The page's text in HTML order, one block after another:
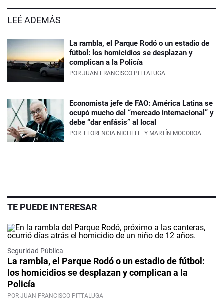
LEÉ ADEMÁS
La rambla, el Parque Rodó o un estadio de
fútbol: los homicidios se desplazan y
complican a la Policía
POR JUAN FRANCISCO PITTALUGA
Economista jefe de FAO: América Latina se
ocupó mucho del “mercado internacional” y
debe “dar enfásis” al local
POR FLORENCIA NICHELE Y MARTÍN MOCOROA
TE PUEDE INTERESAR
Seguridad Pública
La rambla, el Parque Rodó o un estadio de fútbol:
los homicidios se desplazan y complican a la
Policía
POR JUAN FRANCISCO PITTALUGA